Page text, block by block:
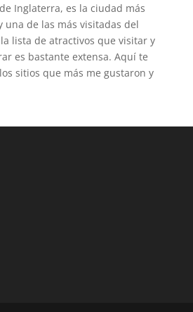
Inglaterra, es la ciudad más
una de las más visitadas del
lista de atractivos que visitar y
es bastante extensa. Aquí te
sitios que más me gustaron y